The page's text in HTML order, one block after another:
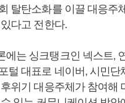
탈탄소화를 이끌 대응주
다고 전한다.
에는 싱크탱크인 넥스트,
털 대표로 네이버, 시민단
위기 대응주체가 참여해